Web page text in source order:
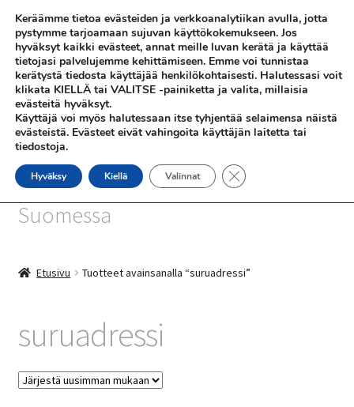
Siirry
navigointiin
Siirry
sisältöön
Valikko
SHOP
INFO
SiniSusan kortit painetaan
Suomessa
Etusivu Tuotteet avainsanalla “suruadressi”
suruadressi
Keräämme tietoa evästeiden ja verkkoanalytiikan avulla, jotta
pystymme tarjoamaan sujuvan käyttökokemukseen. Jos
hyväksyt kaikki evästeet, annat meille luvan kerätä ja käyttää
tietojasi palvelujemme kehittämiseen. Emme voi tunnistaa
kerätystä tiedosta käyttäjää henkilökohtaisesti. Halutessasi voit
klikata KIELLÄ tai VALITSE -painiketta ja valita, millaisia
evästeitä hyväksyt.
Käyttäjä voi myös halutessaan itse tyhjentää selaimensa näistä
evästeistä. Evästeet eivät vahingoita käyttäjän laitetta tai
tiedostoja.
Hyväksy Kiellä Valinnat Sulje evästebanneri